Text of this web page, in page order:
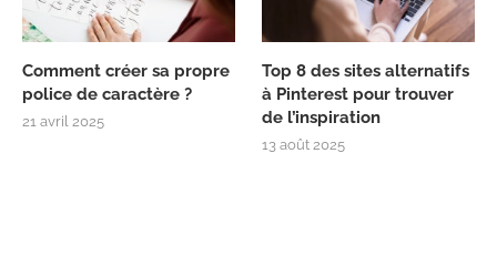
Comment créer sa propre
police de caractère ?
21 avril 2025
Top 8 des sites alternatifs
à Pinterest pour trouver
de l’inspiration
13 août 2025